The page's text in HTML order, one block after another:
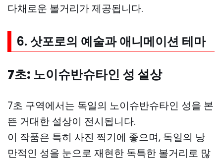
다채로운 볼거리가 제공됩니다.
6. 삿포로의 예술과 애니메이션 테마
7초: 노이슈반슈타인 성 설상
7초 구역에서는 독일의 노이슈반슈타인 성을 본
뜬 거대한 설상이 전시됩니다.
이 작품은 특히 사진 찍기에 좋으며, 독일의 낭
만적인 성을 눈으로 재현한 독특한 볼거리로 많